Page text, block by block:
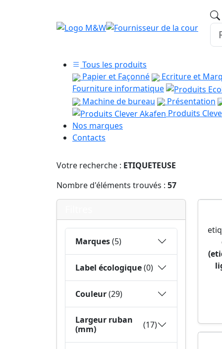
Tous les produits
Papier et Façonné
Ecriture et
Fourniture informatique
Machine de bureau
Présentation
Produits
Nos marques
Contacts
Votre recherche : ETIQUETEUSE
Nombre d'éléments trouvés : 57
Marques(5)
Label écologique(0)
Couleur(29)
Largeur ruban
(mm)
(17)